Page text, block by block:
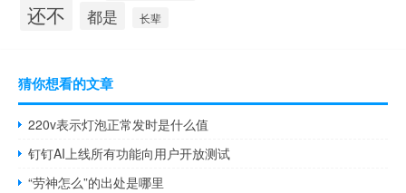
还不 都是 长辈
猜你想看的文章
220v表示灯泡正常发时是什么值
钉钉AI上线所有功能向用户开放测试
“劳神怎么”的出处是哪里